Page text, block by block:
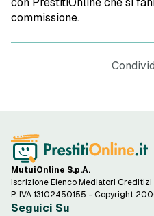
commissione.
MutuiOnline S.p.A.
Iscrizione Elenco Mediatori Creditizi
P. IVA 13102450155 - Copyright
Seguici Su